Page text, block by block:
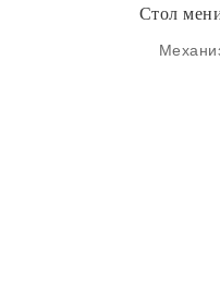
Стол